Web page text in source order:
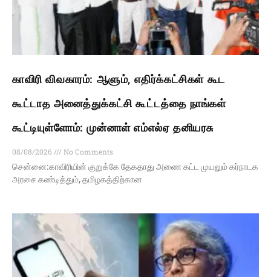
காவிரி விவகாரம்: ஆளும், எதிர்க்கட்சிகள் கூட
கூட்டாத அனைத்துக்கட்சி கூட்டத்தை நாங்கள்
கூட்டியுள்ளோம்: முன்னாள் எம்எல்ஏ தனியரசு
08/08/2026
No Comments
சென்னை:காவிரியின் குறுக்கே தேகதாது அணை கட்ட முயலும் கர்நாடக
அரசை கண்டித்தும், தமிழகத்திற்கான